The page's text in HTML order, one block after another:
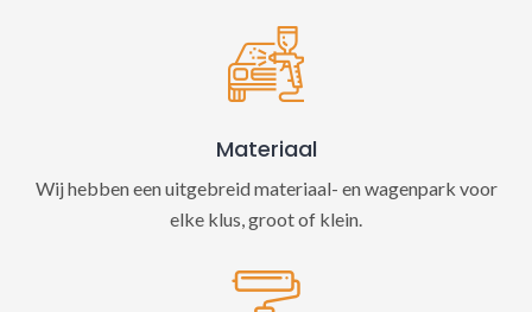
Materiaal
Wij hebben een uitgebreid materiaal- en wagenpark voor
elke klus, groot of klein.